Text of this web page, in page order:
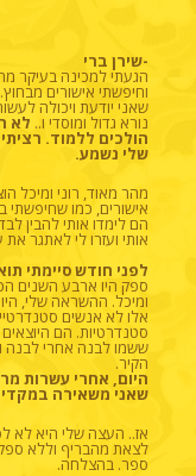
-שירן ברי
הגעתי למכינה בעיקר
וחיפשתי אישורים
שאני יודעת ויכולה
נורא גדול ומוסדי ו.. לא
הולכים ללמוד.
שלי נשמע.
מהר מאוד, רוני ומיכל
אישורים, כמו
הם לימדו אותי להבין
אותי ועזרו לי לאתגר את
לפני חודש סיימתי
ספק היו ארבע השנים
ומיכל. ההשראה שלי,
אלו לא אנשים
סטנדרטיות. הם
ששמו לבנה אחרי לבנה
הקיר.
היום, אחרי עשרות
שאני משאירה
אז.. העצה שלי היא לא
לצאת מהבריף וללא
ספר. בהצלחה.